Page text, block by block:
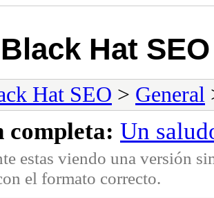
Hat SEO
Hat SEO > General
completa: Un
estas viendo una versión
el formato correcto.